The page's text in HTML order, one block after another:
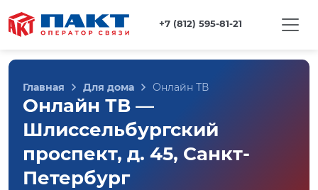
+7 (812) 595-81-21
Главная Для дома Онлайн ТВ
Онлайн ТВ —
Шлиссельбургский
проспект, д. 45, Санкт-
Петербург